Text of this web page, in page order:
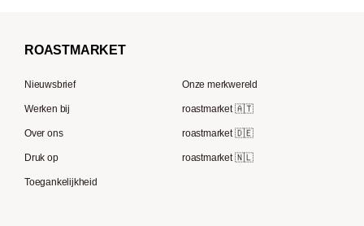
French Press koffie
Tre Forze
Lavazza
Berliner Kaffeerösterei
Speicherstadt Kaffee
Supremo
Moccamaster
ROASTMARKET
Nieuwsbrief
Werken bij
Over ons
Druk op
Toegankelijkheid
Onze merkwereld
roastmarket 🇦🇹
roastmarket 🇩🇪
roastmarket 🇳🇱